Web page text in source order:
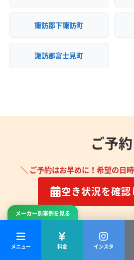
諏訪郡下諏訪町
諏訪郡富士見町
メーカー別事例を見る
メニュー 料金 インスタ
ご予約
＼ ご予約はお早めに！希望の日
空き状況を確
ご予約前に必ずご確